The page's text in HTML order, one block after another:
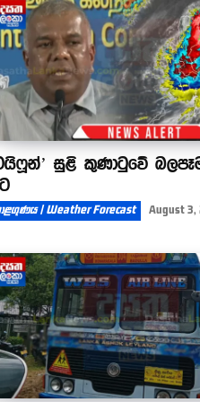
සුළි කුණාටුවේ
| Weather Forecast August 3,